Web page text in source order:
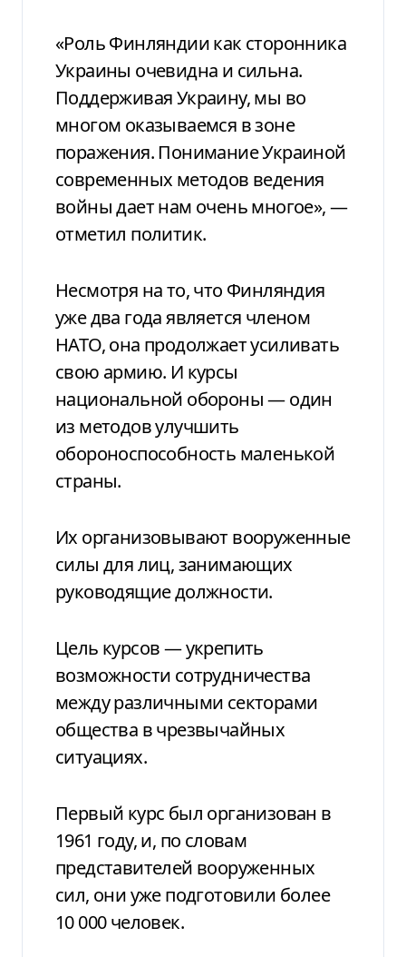
«Роль Финляндии как сторонника
Украины очевидна и сильна.
Поддерживая Украину, мы во
многом оказываемся в зоне
поражения. Понимание Украиной
современных методов ведения
войны дает нам очень многое», —
отметил политик.
Несмотря на то, что Финляндия
уже два года является членом
НАТО, она продолжает усиливать
свою армию. И курсы
национальной обороны — один
из методов улучшить
обороноспособность маленькой
страны.
Их организовывают вооруженные
силы для лиц, занимающих
руководящие должности.
Цель курсов — укрепить
возможности сотрудничества
между различными секторами
общества в чрезвычайных
ситуациях.
Первый курс был организован в
1961 году, и, по словам
представителей вооруженных
сил, они уже подготовили более
10 000 человек.